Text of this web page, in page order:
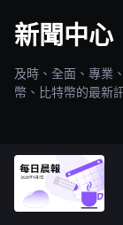
新聞中心
及時、全面、專業
幣、比特幣的最新